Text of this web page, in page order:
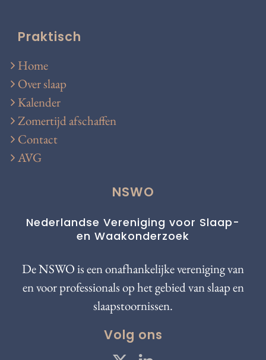
Praktisch
Home
Over slaap
Kalender
Zomertijd afschaffen
Contact
AVG
NSWO
Nederlandse Vereniging voor Slaap-
en Waakonderzoek
De NSWO is een onafhankelijke vereniging van
en voor professionals op het gebied van slaap en
slaapstoornissen.
Volg ons